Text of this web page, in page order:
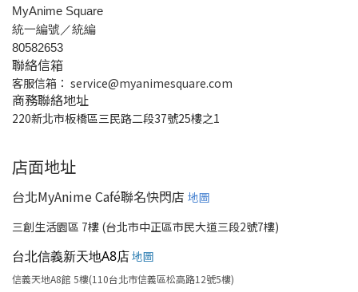
MyAnime Square
統一編號／統編
80582653
聯絡信箱
客服信箱： service@myanimesquare.com
商務聯絡地址
220新北市板橋區三民路二段37號25樓之1
店面地址
台北MyAnime Café聯名快閃店 地圖
三創生活園區 7樓 (台北市中正區市民大道三段2號7樓)
台北信義新天地A8店地圖
信義天地A8館 5樓(110台北市信義區松高路12號5樓)